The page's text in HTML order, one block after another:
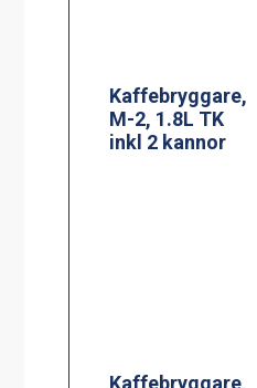
Kaffebryggare,
DA-4, 2×1.8L TK
inkl 4 kannor (3-
fas*)